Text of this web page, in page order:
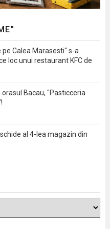
Calea Marasesti" s-a
loc unui restaurant KFC de
Bacau, "Pasticceria
al 4-lea magazin din